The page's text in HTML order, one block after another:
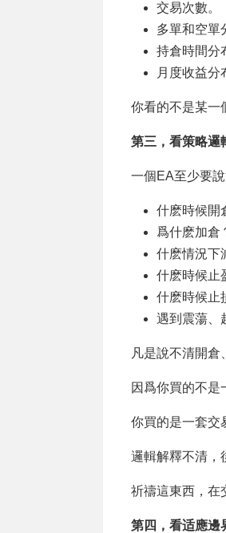
交易次數。
多單和空單
持倉時間分
月度收益分
你看的不是某一
第三，看策略邏
一個EA至少要
什麽時候開
爲什麽加倉
什麽情況下
什麽時候止
什麽時候止
遇到震蕩、
凡是說不清開
因爲你買的不是
你買的是一套交
邏輯解釋不清，
祈禱這東西，在
第四，看适應邊